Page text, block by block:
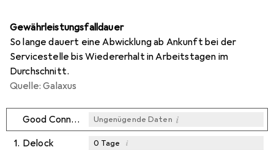
Gewährleistungsfalldauer
So lange dauert eine Abwicklung ab Ankunft bei der
Servicestelle bis Wiedererhalt in Arbeitstagen im
Durchschnitt.
Quelle: Galaxus
Good Connections Ungenügende Daten i
1. Delock 0 Tage i